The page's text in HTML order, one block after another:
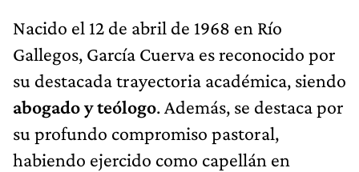
Nacido el 12 de abril de 1968 en Río
Gallegos, García Cuerva es reconocido por
su destacada trayectoria académica, siendo
abogado y teólogo. Además, se destaca por
su profundo compromiso pastoral,
habiendo ejercido como capellán en